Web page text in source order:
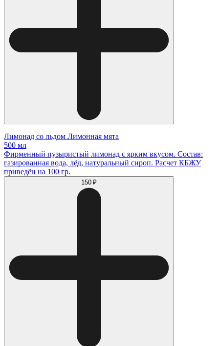
Лимонад со льдом Лимонная мята
500 мл
Фирменный пузыристый лимонад с ярким вкусом. Состав:
газированная вода, лёд, натуральный сироп. Расчет КБЖУ
приведён на 100 гр.
150 ₽